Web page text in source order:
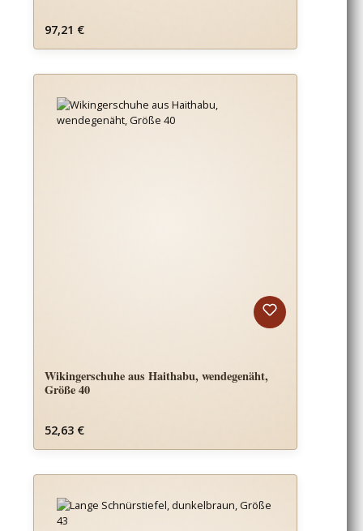
Regulärer Preis:
97,21 €
Wikingerschuhe aus Haithabu, wendegenäht,
Größe 40
Regulärer Preis:
52,63 €